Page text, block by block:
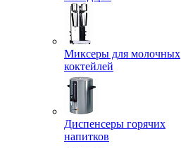
Миксеры для молочных
коктейлей
Диспенсеры горячих
напитков